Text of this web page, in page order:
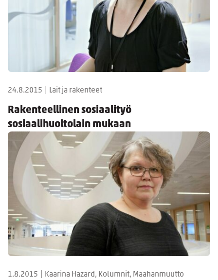
24.8.2015 Lait ja rakenteet
Rakenteellinen sosiaalityö
sosiaalihuoltolain mukaan
1.8.2015 Kaarina Hazard, Kolumnit, Maahanmuutto